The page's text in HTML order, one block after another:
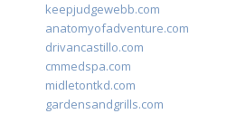
keepjudgewebb.com
anatomyofadventure.com
drivancastillo.com
cmmedspa.com
midletontkd.com
gardensandgrills.com